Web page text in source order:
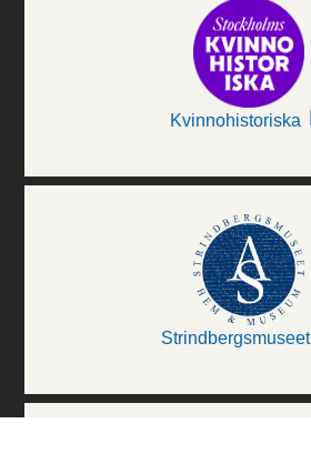
Kvinnohistoriska
Strindbergsmuseet